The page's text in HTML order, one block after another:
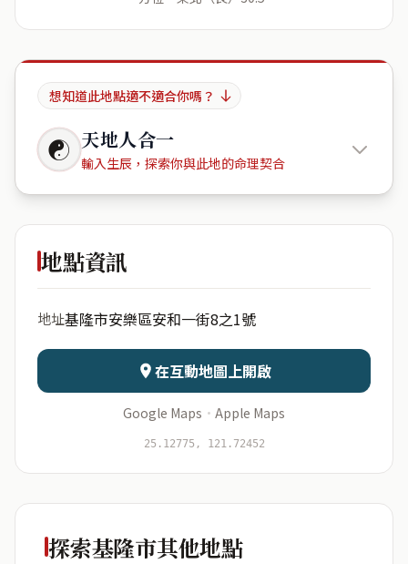
想知道此地點適不適合你嗎？
☯ 天地人合一
輸入生辰，探索你與此地的命理契合
安樂社區
日期 出生時辰
資料僅用於即時分析，不會儲存於伺服器
地點資訊
地址基隆市安樂區安和一街8之1號
在互動地圖上開啟
Google Maps · Apple Maps
25.12775, 121.72452
探索基隆市其他地點